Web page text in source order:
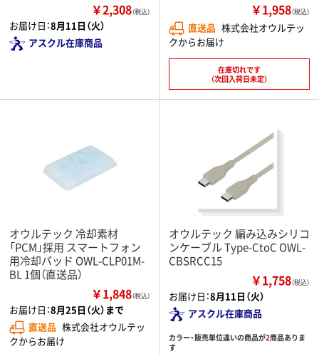
￥2,308（税込）
お届け日：8月11日（火）
アスクル在庫商品
￥1,958（税込）
直送品 株式会社オウルテッ
クからお届け
在庫切れです
（次回入荷日未定）
オウルテック 冷却素材
「PCM」採用 スマートフォン
用冷却パッド OWL-CLP01M-
BL 1個（直送品）
￥1,848（税込）
お届け日：8月25日（火）まで
直送品 株式会社オウルテッ
クからお届け
オウルテック 編み込みシリコ
ンケーブル Type-CtoC OWL-
CBSRCC15
￥1,758（税込）
お届け日：8月11日（火）
アスクル在庫商品
カラー・販売単位違いの商品が2商品ありま
す